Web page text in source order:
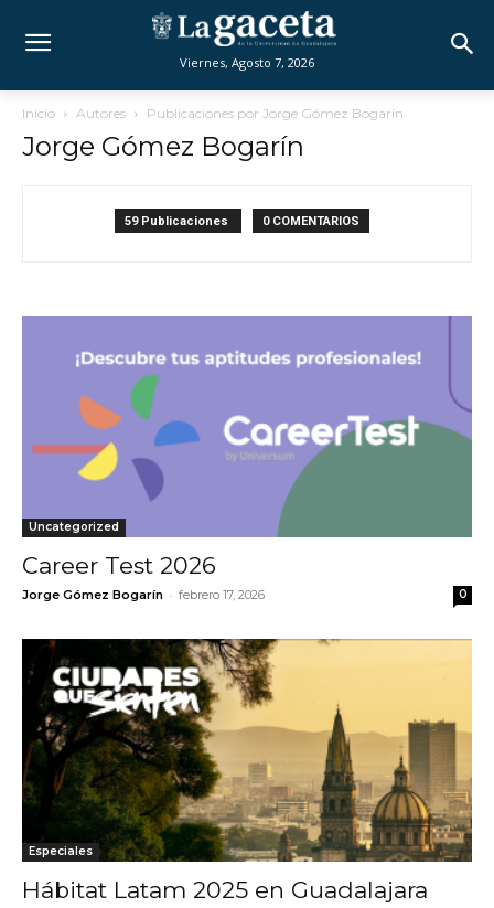
Viernes, Agosto 7, 2026
Inicio Autores Publicaciones por Jorge Gómez Bogarín
Jorge Gómez Bogarín
59 Publicaciones 0 COMENTARIOS
Uncategorized
Career Test 2026
Jorge Gómez Bogarín - febrero 17, 2026 0
Especiales
Hábitat Latam 2025 en Guadalajara